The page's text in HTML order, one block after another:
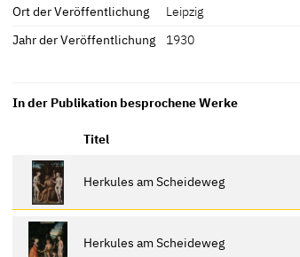
Ort der Veröffentlichung
Leipzig
Jahr der Veröffentlichung
1930
In der Publikation besprochene Werke
Titel
Herkules am Scheideweg
Herkules am Scheideweg